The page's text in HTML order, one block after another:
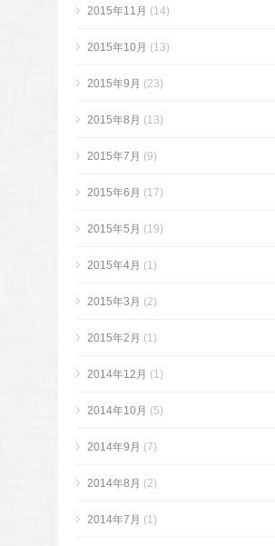
2015年11月 (14)
2015年10月 (13)
2015年9月 (23)
2015年8月 (13)
2015年7月 (9)
2015年6月 (17)
2015年5月 (19)
2015年4月 (1)
2015年3月 (2)
2015年2月 (1)
2014年12月 (1)
2014年10月 (5)
2014年9月 (7)
2014年8月 (2)
2014年7月 (1)